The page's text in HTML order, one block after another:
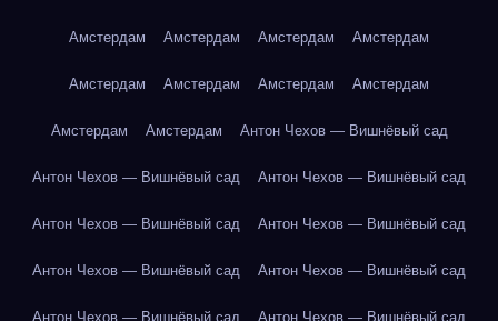
Амстердам Амстердам Амстердам Амстердам
Амстердам Амстердам Амстердам Амстердам
Амстердам Амстердам Антон Чехов — Вишнёвый сад
Антон Чехов — Вишнёвый сад Антон Чехов — Вишнёвый сад
Антон Чехов — Вишнёвый сад Антон Чехов — Вишнёвый сад
Антон Чехов — Вишнёвый сад Антон Чехов — Вишнёвый сад
Антон Чехов — Вишнёвый сад Антон Чехов — Вишнёвый сад